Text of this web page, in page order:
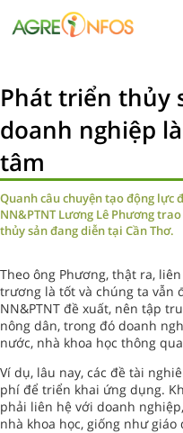
Phát triển thủy
doanh nghiệp
tâm
Quanh câu chuyện tạo động lực
NN&PTNT Lương Lê Phương
thủy sản đang diễn tại Cần Thơ.
Theo ông Phương, thật ra,
trương là tốt và chúng ta vẫn
NN&PTNT đề xuất, nên tập
nông dân, trong đó doanh
nước, nhà khoa học thông
Ví dụ, lâu nay, các đề tài
phí để triển khai ứng dụng.
phải liên hệ với doanh
nhà khoa học, giống như giáo